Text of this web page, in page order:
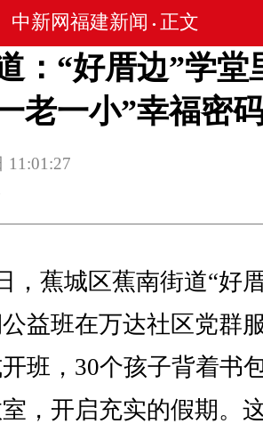
中新网福建新闻 • 正文
：“好厝边”学堂
老一小”幸福密
11:01:27
蕉城区蕉南街道“好
益班在万达社区党群
班，30个孩子背着书
，开启充实的假期。